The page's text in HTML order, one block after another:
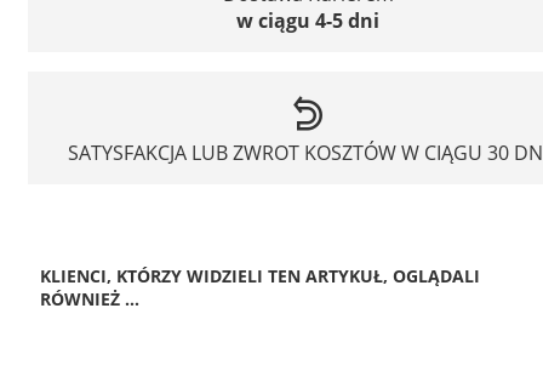
w ciągu 4-5 dni
SATYSFAKCJA LUB ZWROT KOSZTÓW W CIĄGU 30
KLIENCI, KTÓRZY WIDZIELI TEN ARTYKUŁ, OGLĄDALI
RÓWNIEŻ ...